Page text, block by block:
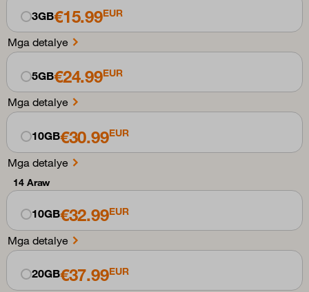
3GB€15.99EUR
Mga detalye
5GB€24.99EUR
Mga detalye
10GB€30.99EUR
Mga detalye
14 Araw
10GB€32.99EUR
Mga detalye
20GB€37.99EUR